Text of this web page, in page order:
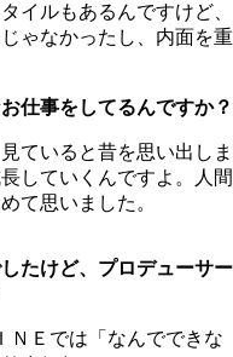
イルもあるんですけど、
ゃなかったし、内面を重
仕事をしてるんですか？
ていると昔を思い出しま
していくんですよ。人間
て思いました。
たけど、プロデューサー
Ｅでは「なんでできな